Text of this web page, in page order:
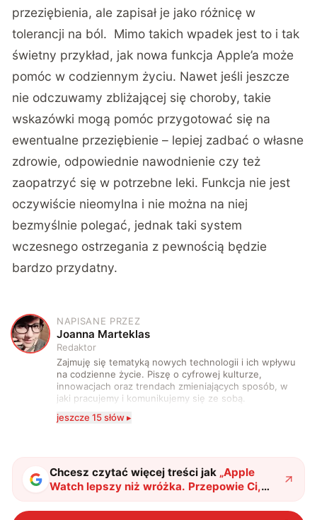
przeziębienia, ale zapisał je jako różnicę w
tolerancji na ból. Mimo takich wpadek jest to i tak
świetny przykład, jak nowa funkcja Apple’a może
pomóc w codziennym życiu. Nawet jeśli jeszcze
nie odczuwamy zbliżającej się choroby, takie
wskazówki mogą pomóc przygotować się na
ewentualne przeziębienie – lepiej zadbać o własne
zdrowie, odpowiednie nawodnienie czy też
zaopatrzyć się w potrzebne leki. Funkcja nie jest
oczywiście nieomylna i nie można na niej
bezmyślnie polegać, jednak taki system
wczesnego ostrzegania z pewnością będzie
bardzo przydatny.
J
NAPISANE PRZEZ
Joanna Marteklas
Redaktor
Zajmuję się tematyką nowych technologii i ich wpływu
na codzienne życie. Piszę o cyfrowej kulturze,
innowacjach oraz trendach zmieniających sposób, w
jaki pracujemy i komunikujemy się ze sobą.
Szczególnie interesuje mnie relacja między rozwojem
technologii a współczesną popkulturą. W wolnych
jeszcze 15 słów ▸
Chcesz czytać więcej treści jak „Apple
Watch lepszy niż wróżka. Przepowie Ci,
kiedy zachorujesz"?